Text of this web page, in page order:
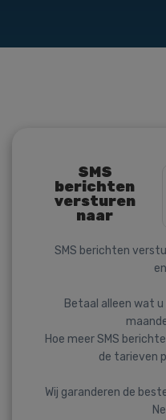
SMS
berichten
versturen
naar
SMS berichten
Betaal alleen wat
Hoe meer SMS
de tarieven
Wij garanderen de